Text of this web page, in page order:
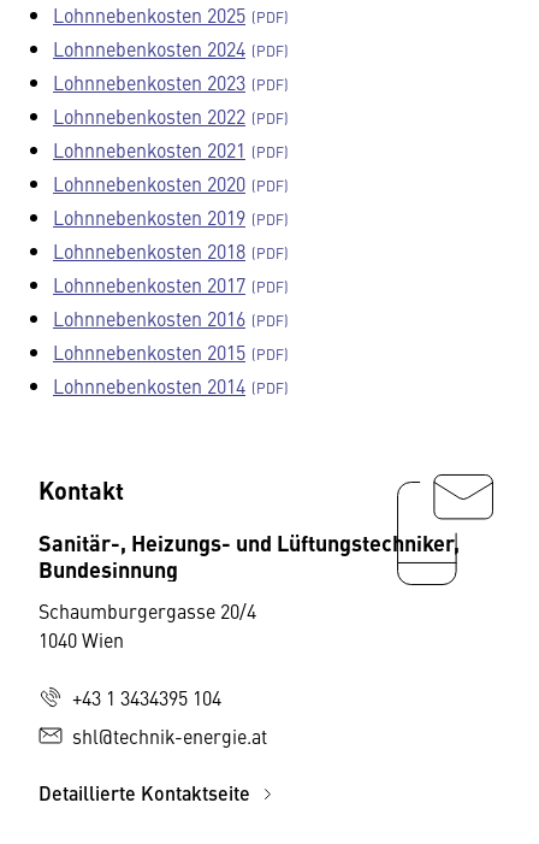
Lohnnebenkosten 2025
Lohnnebenkosten 2024
Lohnnebenkosten 2023
Lohnnebenkosten 2022
Lohnnebenkosten 2021
Lohnnebenkosten 2020
Lohnnebenkosten 2019
Lohnnebenkosten 2018
Lohnnebenkosten 2017
Lohnnebenkosten 2016
Lohnnebenkosten 2015
Lohnnebenkosten 2014
Kontakt
Sanitär-, Heizungs- und Lüftungstechniker,
Bundesinnung
Schaumburgergasse 20/4
1040 Wien
+43 1 3434395 104
shl@technik-energie.at
Detaillierte Kontaktseite